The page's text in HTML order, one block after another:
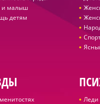
и малыш
детям
Леди